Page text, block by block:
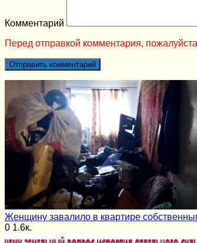
Комментарий
Перед отправкой комментария,
Женщину завалило в квартире
0 1.6к.